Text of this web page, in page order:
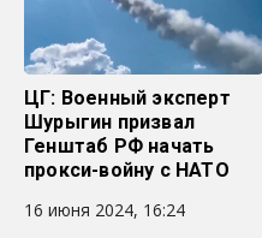
ЦГ: Военный эксперт
Шурыгин призвал
Генштаб РФ начать
прокси-войну с НАТО
16 июня 2024, 16:24